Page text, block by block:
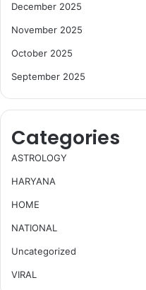
December 2025
November 2025
October 2025
September 2025
Categories
ASTROLOGY
HARYANA
HOME
NATIONAL
Uncategorized
VIRAL